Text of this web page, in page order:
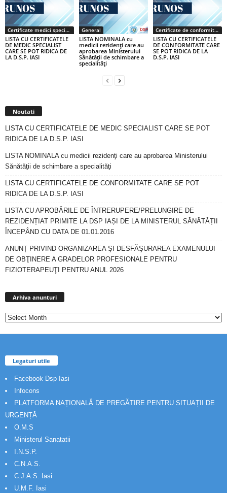
Certificate medici specialiști / primari
LISTA CU CERTIFICATELE
DE MEDIC SPECIALIST
CARE SE POT RIDICA DE
LA D.S.P. IASI
General
LISTA NOMINALA cu
medicii rezidenţi care au
aprobarea Ministerului
Sănătăţii de schimbare a
specialităţi
Certificate de conformitate
LISTA CU CERTIFICATELE
DE CONFORMITATE CARE
SE POT RIDICA DE LA
D.S.P. IASI
Noutati
LISTA CU CERTIFICATELE DE MEDIC SPECIALIST CARE SE POT
RIDICA DE LA D.S.P. IASI
LISTA NOMINALA cu medicii rezidenţi care au aprobarea Ministerului
Sănătăţii de schimbare a specialităţi
LISTA CU CERTIFICATELE DE CONFORMITATE CARE SE POT
RIDICA DE LA D.S.P. IASI
LISTA CU APROBĂRILE DE ÎNTRERUPERE/PRELUNGIRE DE
REZIDENȚIAT PRIMITE LA DSP IAȘI DE LA MINISTERUL SĂNĂTĂȚII
ÎNCEPÂND CU DATA DE 01.01.2016
ANUNȚ PRIVIND ORGANIZAREA ŞI DESFĂŞURAREA EXAMENULUI
DE OBŢINERE A GRADELOR PROFESIONALE PENTRU
FIZIOTERAPEUŢI PENTRU ANUL 2026
Arhiva anunturi
Legaturi utile
Facebook Dsp Iasi
Infocons
PLATFORMA NAȚIONALĂ DE PREGĂTIRE PENTRU SITUAȚII DE
URGENȚĂ
O.M.S
Ministerul Sanatatii
I.N.S.P.
C.N.A.S.
C.J.A.S. Iasi
U.M.F. Iasi